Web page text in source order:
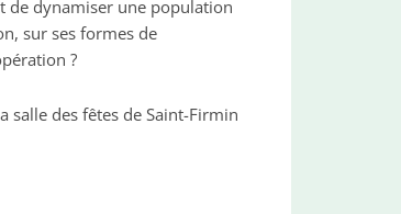
de dynamiser une population
sur ses formes de
?
salle des fêtes de Saint-Firmin